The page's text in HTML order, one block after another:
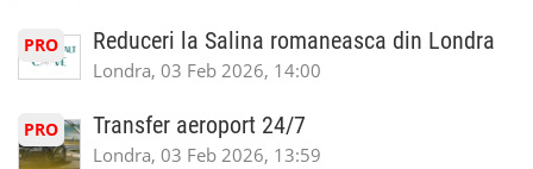
PRO Reduceri la Salina romaneasca din Londra
Londra, 03 Feb 2026, 14:00
PRO Transfer aeroport 24/7
Londra, 03 Feb 2026, 13:59